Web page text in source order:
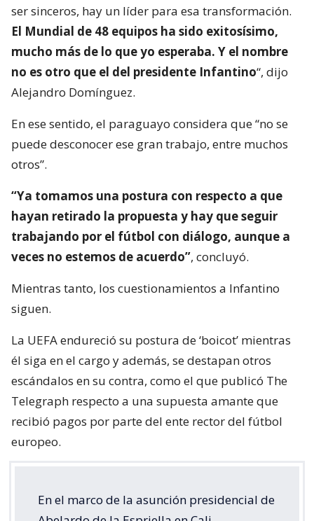
ser sinceros, hay un líder para esa transformación.
El Mundial de 48 equipos ha sido exitosísimo,
mucho más de lo que yo esperaba. Y el nombre
no es otro que el del presidente Infantino“, dijo
Alejandro Domínguez.
En ese sentido, el paraguayo considera que “no se
puede desconocer ese gran trabajo, entre muchos
otros”.
“Ya tomamos una postura con respecto a que
hayan retirado la propuesta y hay que seguir
trabajando por el fútbol con diálogo, aunque a
veces no estemos de acuerdo”, concluyó.
Mientras tanto, los cuestionamientos a Infantino
siguen.
La UEFA endureció su postura de ‘boicot’ mientras
él siga en el cargo y además, se destapan otros
escándalos en su contra, como el que publicó The
Telegraph respecto a una supuesta amante que
recibió pagos por parte del ente rector del fútbol
europeo.
En el marco de la asunción presidencial de